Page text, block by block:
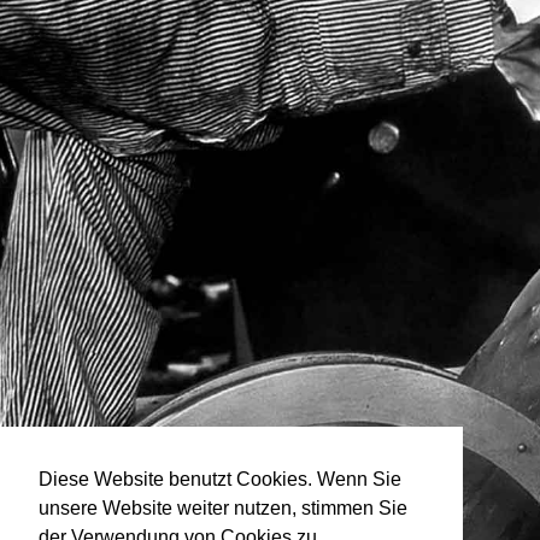
Diese Website benutzt Cookies. Wenn Sie
unsere Website weiter nutzen, stimmen Sie